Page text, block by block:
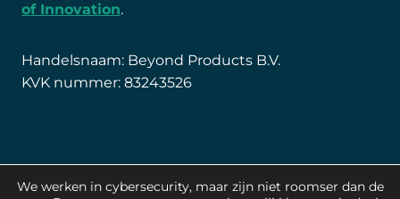
of Innovation.
Handelsnaam: Beyond Products B.V.
KVK nummer: 83243526
We werken in cybersecurity, maar zijn niet roomser dan de